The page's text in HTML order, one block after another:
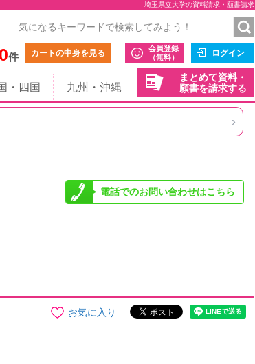
埼玉県立大学の資料請求・願書請求
0件 カートの中身を見る
会員登録
（無料）
ログイン
まとめて資料・
願書を請求する
・四国 九州・沖縄
›
電話でのお問い合わせはこちら
お気に入り